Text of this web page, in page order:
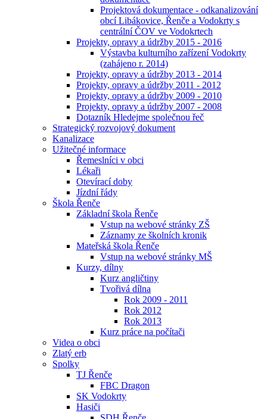
Projektová dokumentace - odkanalizování
obcí Libákovice, Řenče a Vodokrty s
centrální ČOV ve Vodokrtech
Projekty, opravy a údržby 2015 - 2016
Výstavba kulturního zařízení Vodokrty
(zahájeno r. 2014)
Projekty, opravy a údržby 2013 - 2014
Projekty, opravy a údržby 2011 - 2012
Projekty, opravy a údržby 2009 - 2010
Projekty, opravy a údržby 2007 - 2008
Dotazník Hledejme společnou řeč
Strategický rozvojový dokument
Kanalizace
Užitečné informace
Řemeslníci v obci
Lékaři
Otevírací doby
Jízdní řády
Škola Řenče
Základní škola Řenče
Vstup na webové stránky ZŠ
Záznamy ze školních kronik
Mateřská škola Řenče
Vstup na webové stránky MŠ
Kurzy, dílny
Kurz angličtiny
Tvořivá dílna
Rok 2009 - 2011
Rok 2012
Rok 2013
Kurz práce na počítači
Videa o obci
Zlatý erb
Spolky
TJ Řenče
FBC Dragon
SK Vodokrty
Hasiči